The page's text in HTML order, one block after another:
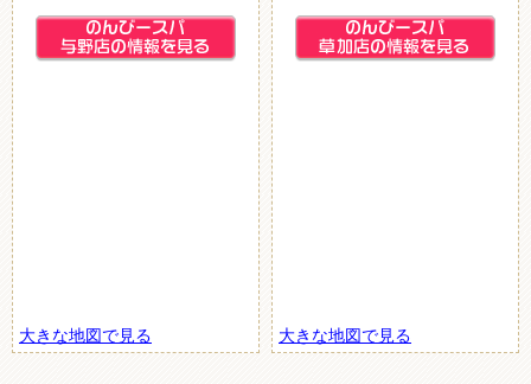
大きな地図で見る 大きな地図で見る